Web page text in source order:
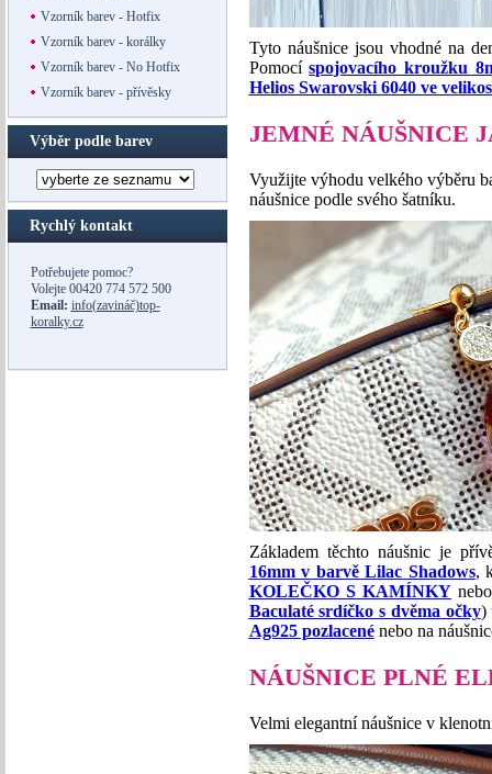
Vzorník barev - Hotfix
Vzorník barev - korálky
Vzorník barev - No Hotfix
Vzorník barev - přívěsky
Výběr podle barev
Rychlý kontakt
Potřebujete pomoc?
Volejte 00420 774 572 500
Email: info(zavináč)top-
koralky.cz
Tyto náušnice jsou vhodné na
Pomocíspojovacího kroužku
Helios Swarovski 6040 ve
JEMNÉ NÁUŠNICE
Využijte výhodu velkého výběru
náušnice podle svého šatníku.
Základem těchto náušnic je
16mm v barvě Lilac Shadows,
KOLEČKO S KAMÍNKYnebo
Baculaté srdíčko s dvěma očky)
Ag925 pozlacenénebo na
NÁUŠNICE PLNÉ
Velmi elegantní náušnice v